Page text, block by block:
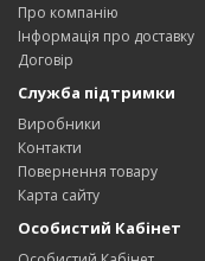
Про компанію
Інформація про доставку
Договір
Служба підтримки
Виробники
Контакти
Повернення товару
Карта сайту
Особистий Кабінет